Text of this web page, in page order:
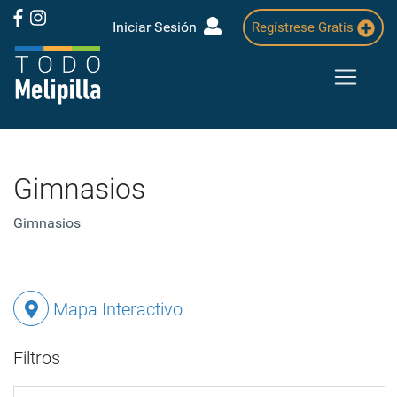
Iniciar Sesión Regístrese Gratis
Gimnasios
Gimnasios
Mapa Interactivo
Filtros